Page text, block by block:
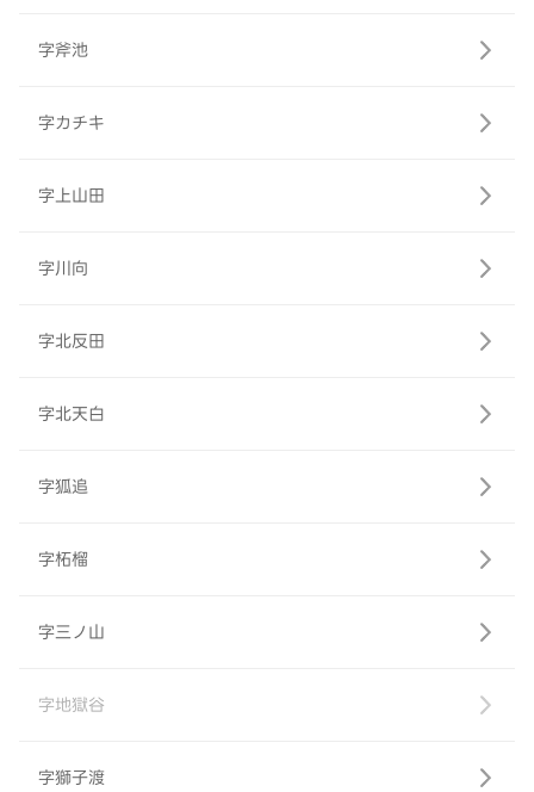
字斧池
字カチキ
字上山田
字川向
字北反田
字北天白
字狐追
字柘榴
字三ノ山
字地獄谷
字獅子渡